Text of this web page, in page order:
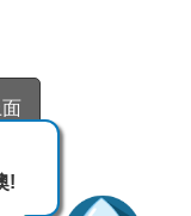
!